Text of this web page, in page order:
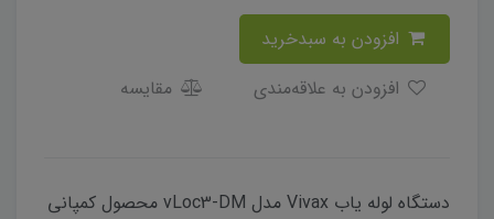
مقایسه
دستگاه لوله یاب Vivax مدل vLoc3-DM محصول کمپانی